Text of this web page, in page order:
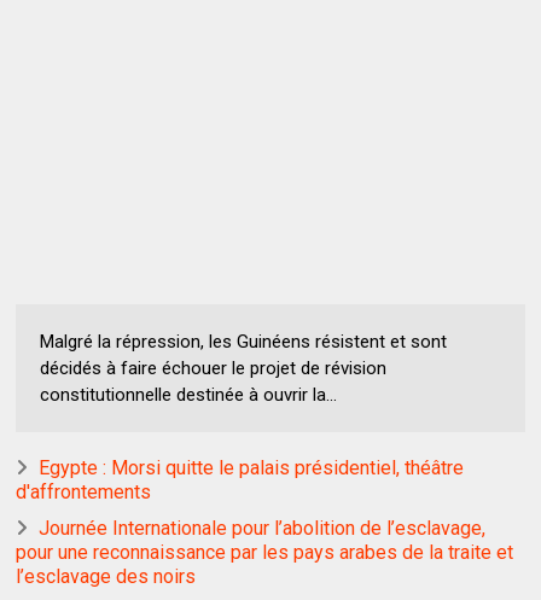
Malgré la répression, les Guinéens résistent et sont
décidés à faire échouer le projet de révision
constitutionnelle destinée à ouvrir la...
Egypte : Morsi quitte le palais présidentiel, théâtre
d'affrontements
Journée Internationale pour l’abolition de l’esclavage,
pour une reconnaissance par les pays arabes de la traite et
l’esclavage des noirs